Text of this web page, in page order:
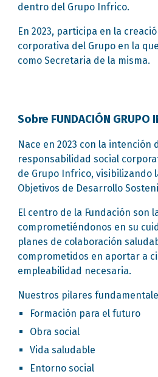
dentro del Grupo Infrico.
En 2023, participa en la
corporativa del Grupo en la
como Secretaria de la misma.
Sobre FUNDACIÓN GRUPO
Nace en 2023 con la intención
responsabilidad social
de Grupo Infrico, visibilizando
Objetivos de Desarrollo
El centro de la Fundación son
comprometiéndonos en su
planes de colaboración
comprometidos en aportar a
empleabilidad necesaria.
Nuestros pilares
Formación para el futuro
Obra social
Vida saludable
Entorno social